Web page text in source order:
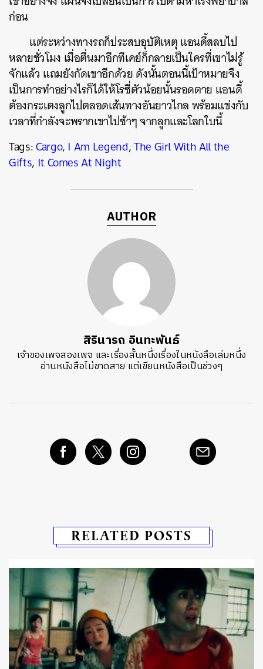
ก่อน
แต่ระหว่างทางรถก็ประสบอุบัติเหตุ แอนดี้สลบไป
หลายชั่วโมง เมื่อตื่นมาอีกทีเคย์ก็กลายเป็นใครที่เขาไม่รู้
จักแล้ว แถมยังกัดเขาอีกด้วย ดังนั้นตอนนี้เป้าหมายจึง
เป็นการทำอย่างไรก็ได้ให้โรซี่ตัวน้อยนั้นรอดตาย แอนดี้
ต้องกระเตงลูกไปตลอดเส้นทางอันยาวไกล พร้อมแข่งกับ
เวลาที่กำลังจะพรากเขาไปช้าๆ จากลูกและโลกใบนี้
Tags:Cargo, I Am Legend,The Girl With All the
Gifts, It Comes At Night
AUTHOR
สิรินารถ อินทะพันธ์
เจ้าของเพจสองเพจ และเรื่องสั้นหนึ่งเรื่องในหนังสือเล่มหนึ่ง
อ่านหนังสือไม่ขาดสาย แต่เขียนหนังสือเป็นช่วงๆ
RELATED POSTS